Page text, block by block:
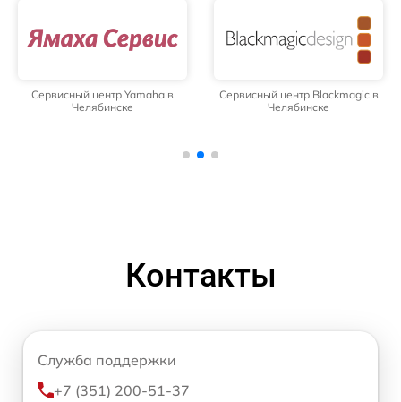
Сервисный центр Yamaha в
Челябинске
Сервисный центр Blackmagic в
Челябинске
Контакты
Служба поддержки
+7 (351) 200-51-37